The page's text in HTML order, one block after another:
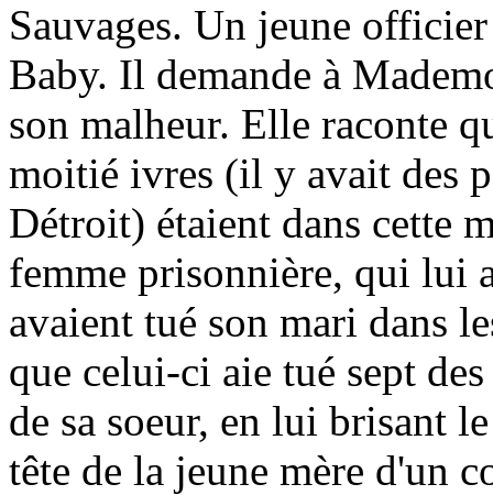
Sauvages. Un jeune
Baby. Il demande à
son malheur. Elle raconte
moitié ivres (il y avait des
Détroit) étaient dans cette
femme prisonnière, qui lui
avaient tué son mari dans
que celui-ci aie tué sept
de sa soeur, en lui brisant
tête de la jeune mère d'un